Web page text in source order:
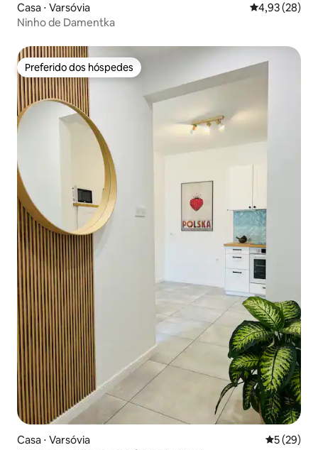
Casa ⋅ Varsóvia 4,93 de uma
4,93 (28)
Ninho de Damentka
Preferido dos hóspedes
Preferido dos hóspedes
Casa ⋅ Varsóvia 5 de uma
5 (29)